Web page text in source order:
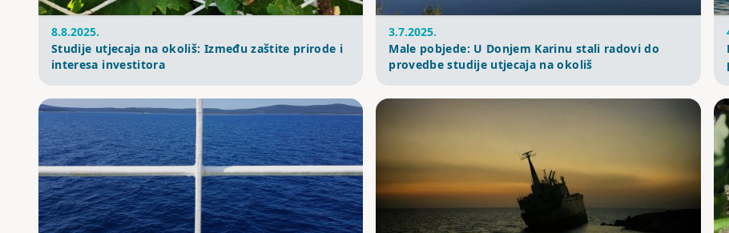
8.8.2025.
Studije utjecaja na okoliš: Između zaštite prirode i
interesa investitora
3.7.2025.
Male pobjede: U Donjem Karinu stali radovi do
provedbe studije utjecaja na okoliš